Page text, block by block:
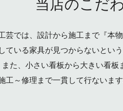
当店のこだ
芸では、 設計から施工まで『本
ている家具が見つからないという
また、小さい看板から大きい看板
工～修理まで一貫して行ないま